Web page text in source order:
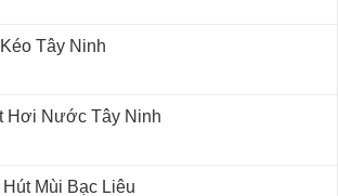
Tây Ninh
Hơi Nước Tây Ninh
Mùi Bạc Liêu